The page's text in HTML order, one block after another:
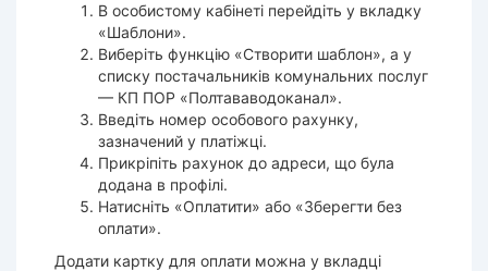
В особистому кабінеті перейдіть у вкладку
«Шаблони».
Виберіть функцію «Створити шаблон», а у
списку постачальників комунальних послуг
— КП ПОР «Полтававодоканал».
Введіть номер особового рахунку,
зазначений у платіжці.
Прикріпіть рахунок до адреси, що була
додана в профілі.
Натисніть «Оплатити» або «Зберегти без
оплати».
Додати картку для оплати можна у вкладці